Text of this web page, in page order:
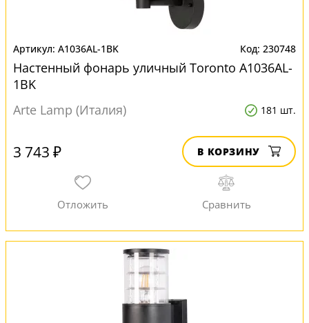
A1036AL-1BK 230748
Настенный фонарь уличный Toronto A1036AL-
1BK
Arte Lamp (Италия)
181 шт.
3 743 ₽ В КОРЗИНУ